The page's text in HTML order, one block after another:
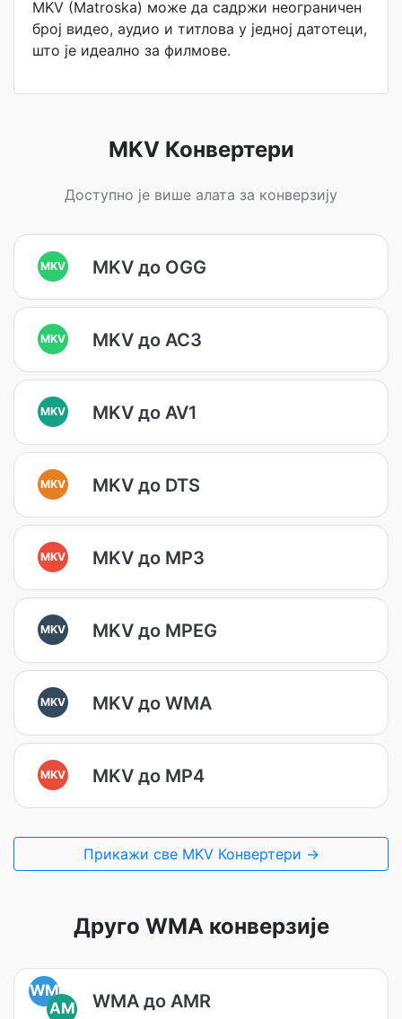
MKV (Matroska) може да садржи неограничен
број видео, аудио и титлова у једној датотеци,
што је идеално за филмове.
MKV Конвертери
Доступно је више алата за конверзију
MKV MKV до OGG
MKV MKV до AC3
MKV MKV до AV1
MKV MKV до DTS
MKV MKV до MP3
MKV MKV до MPEG
MKV MKV до WMA
MKV MKV до MP4
Прикажи све MKV Конвертери →
Друго WMA конверзије
WM
AM
WMA до AMR